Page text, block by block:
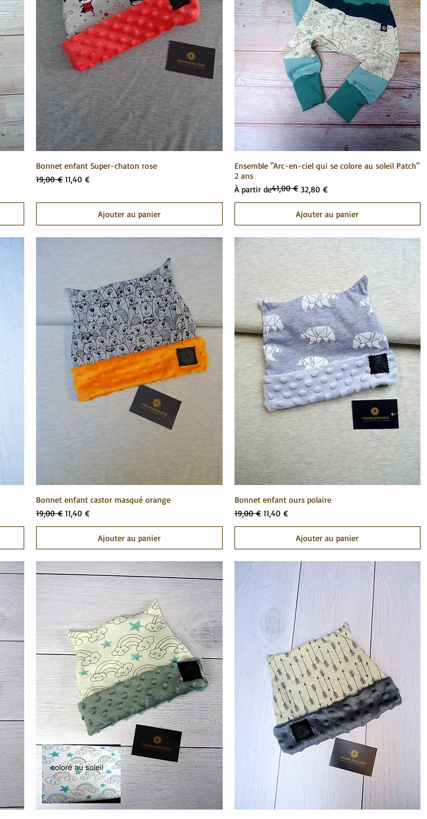
Bonnet enfant Super-chaton rose
Prix original
19,00 € Prix promotionnel
11,40 €
Ajouter au panier
Ensemble "Arc-en-ciel qui se colore au soleil Patch"
2 ans
À partir de
Prix original41,00 € 32,80 €
Prix promotionnel
Ajouter au panier
Bonnet enfant castor masqué orange
Prix original
19,00 € Prix promotionnel
11,40 €
Ajouter au panier
Bonnet enfant ours polaire
Prix original
19,00 € Prix promotionnel
11,40 €
Ajouter au panier